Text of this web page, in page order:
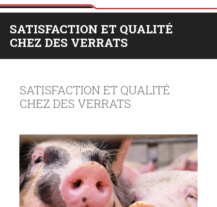
SATISFACTION ET QUALITÉ
CHEZ DES VERRATS
SATISFACTION ET QUALITÉ
CHEZ DES VERRATS